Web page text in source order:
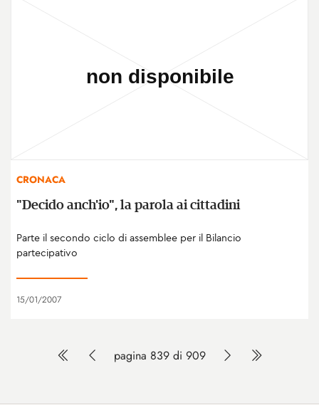
CRONACA
"Decido anch'io", la parola ai cittadini
Parte il secondo ciclo di assemblee per il Bilancio
partecipativo
15/01/2007
pagina 839 di 909